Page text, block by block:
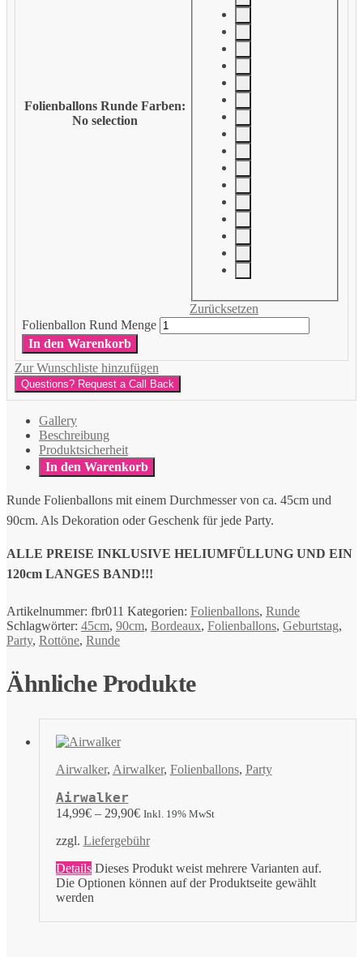
Folienballons Runde Farben:
No selection
Zurücksetzen
Folienballon Rund Menge
In den Warenkorb
Zur Wunschliste hinzufügen
Questions? Request a Call Back
Gallery
Beschreibung
Produktsicherheit
In den Warenkorb
Runde Folienballons mit einem Durchmesser von ca. 45cm und
90cm. Als Dekoration oder Geschenk für jede Party.
ALLE PREISE INKLUSIVE HELIUMFÜLLUNG UND EIN
120cm LANGES BAND!!!
Artikelnummer: fbr011 Kategorien: Folienballons, Runde
Schlagwörter: 45cm, 90cm, Bordeaux, Folienballons, Geburtstag,
Party, Rottöne, Runde
Ähnliche Produkte
Airwalker, Airwalker, Folienballons, Party
Airwalker
14,99€– 29,90€ Inkl. 19% MwSt
zzgl. Liefergebühr
Details Dieses Produkt weist mehrere Varianten auf.
Die Optionen können auf der Produktseite gewählt
werden